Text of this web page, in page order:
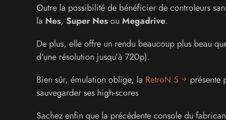
Outre la possibilité de bénéficier de controleurs
la Nes, Super Nesou Megadrive.
De plus, elle offre un rendu beaucoup plus beau
d'une résolution jusqu’à 720p).
Bien sûr, émulation oblige, la RetroN 5
présente
sauvegarder ses high-scores
Sachez enfin que la précédente console du